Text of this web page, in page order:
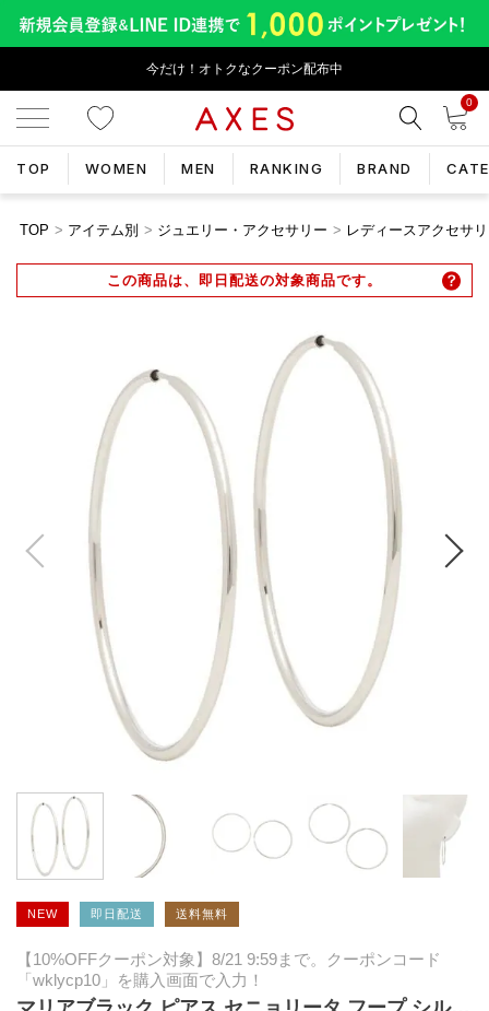
今だけ！オトクなクーポン配布中
0
TOP WOMEN MEN RANKING BRAND
TOP アイテム別 ジュエリー・アクセサリー レディースアクセサ
この商品は、即日配送の対象商品です。
NEW 即日配送 送料無料
【10%OFFクーポン対象】8/21 9:59まで。クーポンコード
「wklycp10」を購入画面で入力！